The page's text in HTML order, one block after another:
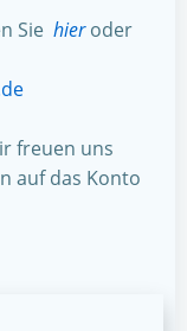
Sie hieroder
freuen uns
auf das Konto